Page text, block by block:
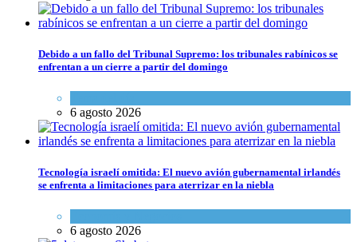
Debido a un fallo del Tribunal Supremo: los tribunales rabínicos se
enfrentan a un cierre a partir del domingo
6 agosto 2026
Tecnología israelí omitida: El nuevo avión gubernamental irlandés
se enfrenta a limitaciones para aterrizar en la niebla
6 agosto 2026